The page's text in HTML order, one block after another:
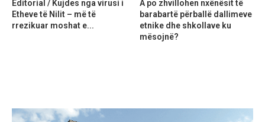
Editorial / Kujdes nga virusi i
Etheve të Nilit – më të
rrezikuar moshat e...
A po zhvillohen nxënësit të
barabartë përballë dallimeve
etnike dhe shkollave ku
mësojnë?